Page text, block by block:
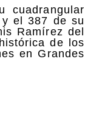
cuadrangular
el 387 de su
Ramírez del
de los
en Grandes